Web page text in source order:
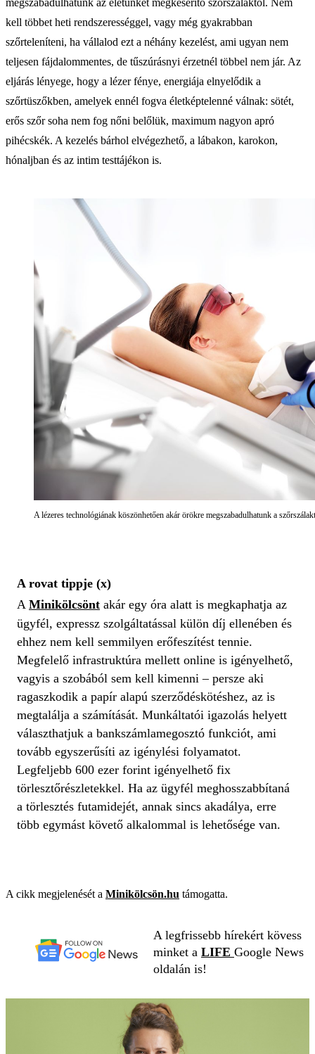
megszabadulhatunk az életünket megkeserítő szőrszálaktól. Nem
kell többet heti rendszerességgel, vagy még gyakrabban
szőrteleníteni, ha vállalod ezt a néhány kezelést, ami ugyan nem
teljesen fájdalommentes, de tűszúrásnyi érzetnél többel nem jár. Az
eljárás lényege, hogy a lézer fénye, energiája elnyelődik a
szőrtüszőkben, amelyek ennél fogva életképtelenné válnak: sötét,
erős szőr soha nem fog nőni belőlük, maximum nagyon apró
pihécskék. A kezelés bárhol elvégezhető, a lábakon, karokon,
hónaljban és az intim testtájékon is.
A lézeres technológiának köszönhetően akár örökre megszabadulhatunk a
A rovat tippje (x)
A Minikölcsönt akár egy óra alatt is megkaphatja az
ügyfél, expressz szolgáltatással külön díj ellenében és
ehhez nem kell semmilyen erőfeszítést tennie.
Megfelelő infrastruktúra mellett online is igényelhető,
vagyis a szobából sem kell kimenni – persze aki
ragaszkodik a papír alapú szerződéskötéshez, az is
megtalálja a számítását. Munkáltatói igazolás helyett
választhatjuk a bankszámlamegosztó funkciót, ami
tovább egyszerűsíti az igénylési folyamatot.
Legfeljebb 600 ezer forint igényelhető fix
törlesztőrészletekkel. Ha az ügyfél meghosszabbítaná
a törlesztés futamidejét, annak sincs akadálya, erre
több egymást követő alkalommal is lehetősége van.
A cikk megjelenését a Minikölcsön.hu támogatta.
A legfrissebb hírekért kövess
minket a LIFE Google News
oldalán is!